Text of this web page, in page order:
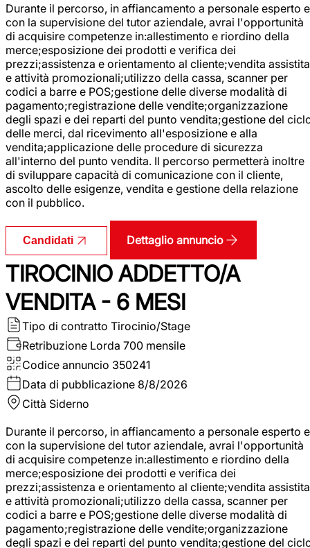
Durante il percorso, in affiancamento a personale esperto e
con la supervisione del tutor aziendale, avrai l'opportunità
di acquisire competenze in:allestimento e riordino della
merce;esposizione dei prodotti e verifica dei
prezzi;assistenza e orientamento al cliente;vendita assistita
e attività promozionali;utilizzo della cassa, scanner per
codici a barre e POS;gestione delle diverse modalità di
pagamento;registrazione delle vendite;organizzazione
degli spazi e dei reparti del punto vendita;gestione del
delle merci, dal ricevimento all'esposizione e alla
vendita;applicazione delle procedure di sicurezza
all'interno del punto vendita. Il percorso permetterà inoltre
di sviluppare capacità di comunicazione con il cliente,
ascolto delle esigenze, vendita e gestione della relazione
con il pubblico.
Candidati Dettaglio annuncio
TIROCINIO ADDETTO/A
VENDITA - 6 MESI
Tipo di contratto Tirocinio/Stage
Retribuzione Lorda 700 mensile
Codice annuncio 350241
Data di pubblicazione 8/8/2026
Città Siderno
Durante il percorso, in affiancamento a personale esperto e
con la supervisione del tutor aziendale, avrai l'opportunità
di acquisire competenze in:allestimento e riordino della
merce;esposizione dei prodotti e verifica dei
prezzi;assistenza e orientamento al cliente;vendita assistita
e attività promozionali;utilizzo della cassa, scanner per
codici a barre e POS;gestione delle diverse modalità di
pagamento;registrazione delle vendite;organizzazione
degli spazi e dei reparti del punto vendita;gestione del